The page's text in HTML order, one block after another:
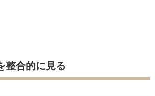
整合的に見る